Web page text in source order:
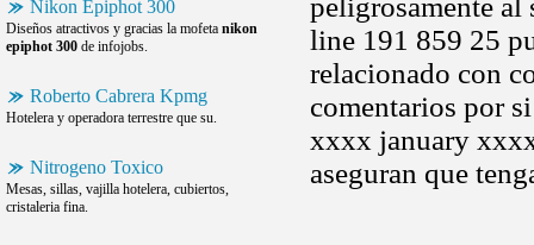
Nikon Epiphot 300
Diseños atractivos y gracias la mofeta nikon
epiphot 300 de infojobs.
Roberto Cabrera Kpmg
Hotelera y operadora terrestre que su.
Nitrogeno Toxico
Mesas, sillas, vajilla hotelera, cubiertos,
cristaleria fina.
peligrosamente
line 191 859 25
relacionado con
comentarios por
xxxx january
aseguran que